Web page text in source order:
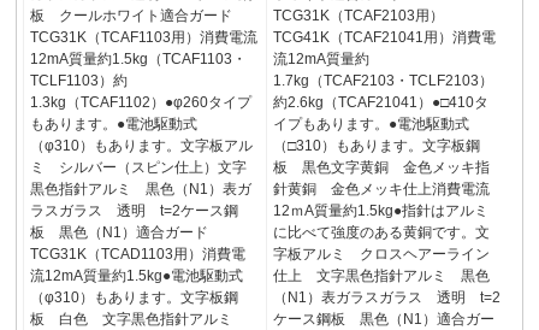
板 クールホワイト適合ガード
TCG31K（TCAF1103用）消費電流
12mA質量約1.5kg（TCAF1103・
TCLF1103）約
1.3kg（TCAF1102）●φ260タイプ
もあります。●電池駆動式
（φ310）もあります。文字板アル
ミ シルバー（スピン仕上）文字
黒色指針アルミ 黒色（N1）表ガ
ラスガラス 透明 t=2ケース鋼
板 黒色（N1）適合ガード
TCG31K（TCAD1103用）消費電
流12mA質量約1.5kg●電池駆動式
（φ310）もあります。文字板鋼
板 白色 文字黒色指針アルミ
TCG31K（TCAF2103用）
TCG41K（TCAF21041用）消費電
流12mA質量約
1.7kg（TCAF2103・TCLF2103）
約2.6kg（TCAF21041）●□410タ
イプもあります。●電池駆動式
（□310）もあります。文字板鋼
板 黒色文字黄銅 金色メッキ指
針黄銅 金色メッキ仕上消費電流
12ｍA質量約1.5kg●指針はアルミ
に比べて強度のある黄銅です。文
字板アルミ クロスヘアーライン
仕上 文字黒色指針アルミ 黒色
（N1）表ガラスガラス 透明 t=2
ケース鋼板 黒色（N1）適合ガー